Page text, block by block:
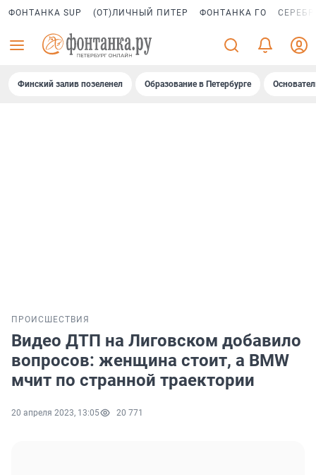
ФОНТАНКА SUP (ОТ)ЛИЧНЫЙ ПИТЕР ФОНТАНКА ГО
Финский залив позеленел Образование в Петербурге
ПРОИСШЕСТВИЯ
Видео ДТП на Лиговском добавило
вопросов: женщина стоит, а BMW
мчит по странной траектории
20 апреля 2023, 13:05 20 771